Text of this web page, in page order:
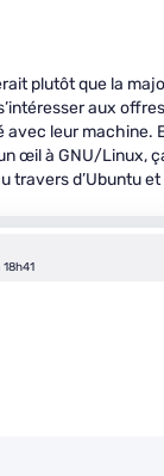
plutôt que la
aux
avec leur machine.
œil à GNU/Linux,
travers d’Ubuntu